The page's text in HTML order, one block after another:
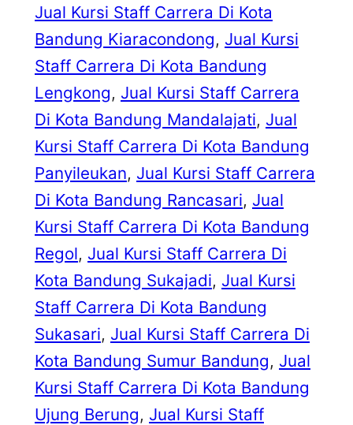
Jual Kursi Staff Carrera Di Kota
Bandung Kiaracondong, Jual Kursi
Staff Carrera Di Kota Bandung
Lengkong, Jual Kursi Staff Carrera
Di Kota Bandung Mandalajati, Jual
Kursi Staff Carrera Di Kota Bandung
Panyileukan, Jual Kursi Staff Carrera
Di Kota Bandung Rancasari, Jual
Kursi Staff Carrera Di Kota Bandung
Regol, Jual Kursi Staff Carrera Di
Kota Bandung Sukajadi, Jual Kursi
Staff Carrera Di Kota Bandung
Sukasari, Jual Kursi Staff Carrera Di
Kota Bandung Sumur Bandung, Jual
Kursi Staff Carrera Di Kota Bandung
Ujung Berung, Jual Kursi Staff